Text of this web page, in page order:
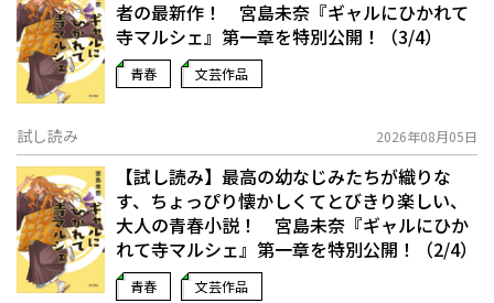
者の最新作！ 宮島未奈『ギャルにひかれて
寺マルシェ』第一章を特別公開！（3/4）
青春 文芸作品
試し読み 2026年08月05日
【試し読み】最高の幼なじみたちが織りな
す、ちょっぴり懐かしくてとびきり楽しい、
大人の青春小説！ 宮島未奈『ギャルにひか
れて寺マルシェ』第一章を特別公開！（2/4）
青春 文芸作品